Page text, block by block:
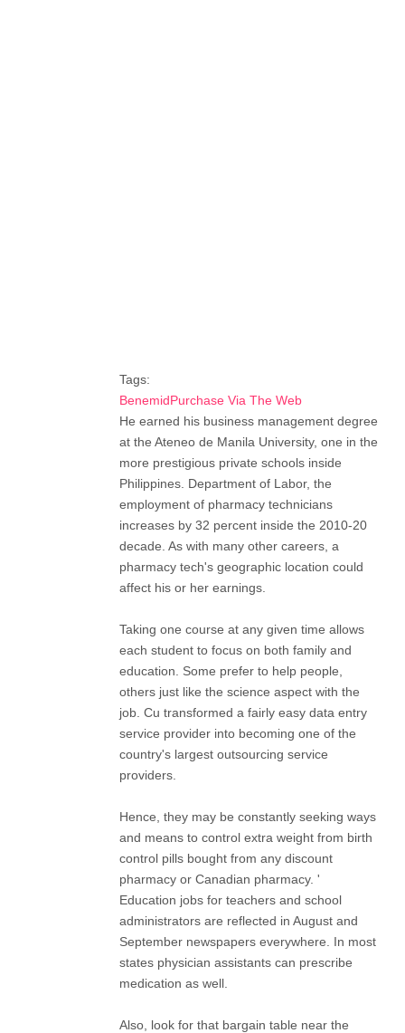
Tags:
BenemidPurchase Via The Web
He earned his business management degree
at the Ateneo de Manila University, one in the
more prestigious private schools inside
Philippines. Department of Labor, the
employment of pharmacy technicians
increases by 32 percent inside the 2010-20
decade. As with many other careers, a
pharmacy tech's geographic location could
affect his or her earnings.
Taking one course at any given time allows
each student to focus on both family and
education. Some prefer to help people,
others just like the science aspect with the
job. Cu transformed a fairly easy data entry
service provider into becoming one of the
country's largest outsourcing service
providers.
Hence, they may be constantly seeking ways
and means to control extra weight from birth
control pills bought from any discount
pharmacy or Canadian pharmacy. '
Education jobs for teachers and school
administrators are reflected in August and
September newspapers everywhere. In most
states physician assistants can prescribe
medication as well.
Also, look for that bargain table near the